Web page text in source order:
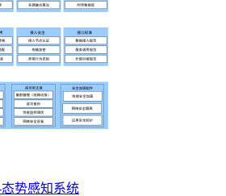
势感知系统